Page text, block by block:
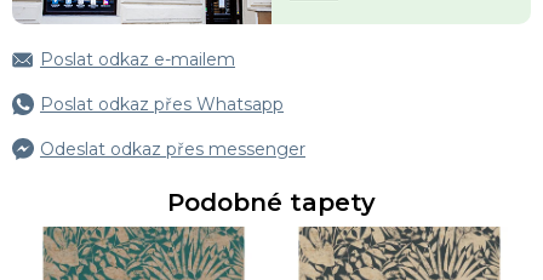
Poslat odkaz e-mailem
Poslat odkaz přes Whatsapp
Odeslat odkaz přes messenger
Podobné tapety